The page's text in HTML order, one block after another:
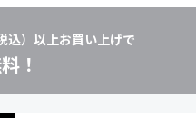
込）以上お買い上げで
！